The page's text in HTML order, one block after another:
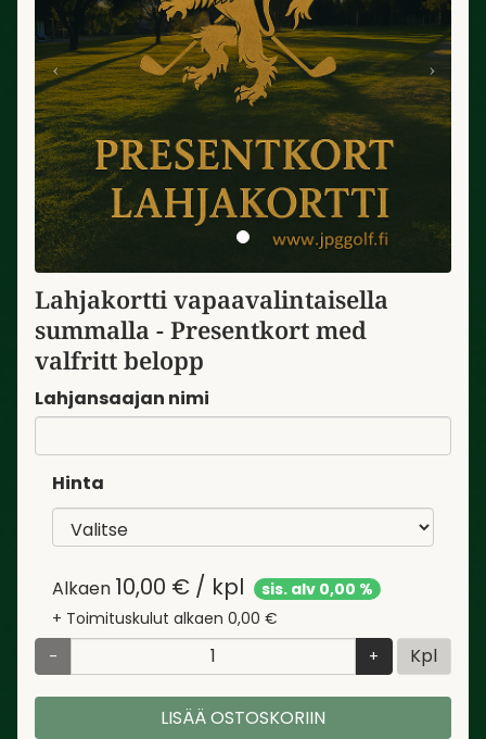
Lahjakortti vapaavalintaisella
summalla - Presentkort med
valfritt belopp
Lahjansaajan nimi
Hinta
Alkaen 10,00 € / kpl
sis. alv 0,00 %
+ Toimituskulut alkaen 0,00 €
-
+ Kpl
LISÄÄ OSTOSKORIIN